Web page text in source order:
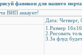
фавикон для нашего
ВИП аккаунт!
Дата:
1.Размер
2.Рисовать
3.За флуд